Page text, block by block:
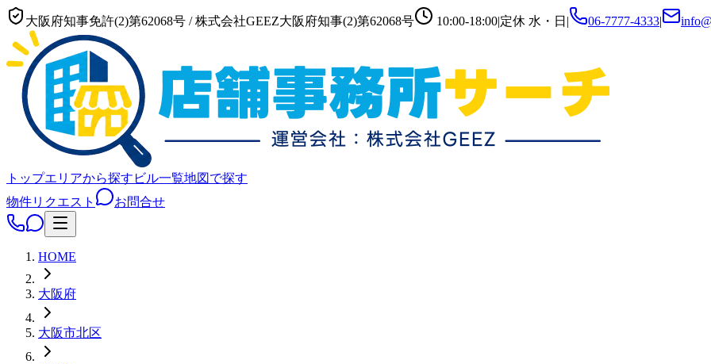
大阪府知事免許(2)第62068号 /株式会社GEEZ大阪府知事(2)第62068号 10:00-18:00|定休 水・日 | 06-7777-4333|
トップエリアから探す ビル一覧地図で探す
物件リクエスト
お問合せ
HOME
大阪府
大阪市北区